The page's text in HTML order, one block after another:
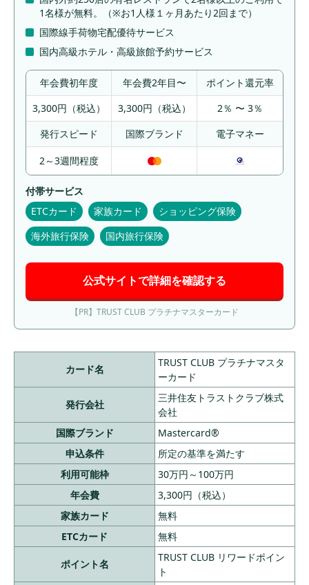
1名様が無料。（※お1人様１ヶ月あたり2回まで）
国際線手荷物宅配優待サービス
国内高級ホテル・高級旅館予約サービス
年会費初年度 年会費2年目〜
ポイント還元率
3,300円（税込）
3,300円（税込）
2％ 〜 3％
発行スピード
国際ブランド 電子マネー
2～3週間程度
付帯サービス
ETCカード
家族カード
ショッピング保険
海外旅行保険
国内旅行保険
公式サイトで詳細を確認する
【PR】TRUST CLUB プラチナマスターカード
カード名
TRUST CLUB プラチナマスタ
ーカード
発行会社
三井住友トラストクラブ株式
会社
国際ブランド
Mastercard®
申込条件
所定の基準を満たす
利用可能枠
30万円～100万円
年会費
3,300円（税込）
家族カード
無料
ETCカード
無料
ポイント名
TRUST CLUB リワードポイン
ト